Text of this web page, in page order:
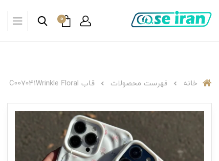
0
خانه فهرست محصولات قاب C007041Wrinkle Floral